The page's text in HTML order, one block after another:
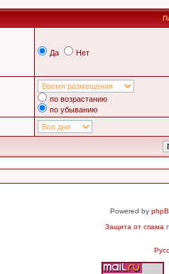
Да Нет
по возрастанию
по убыванию
Powered by
Защита от спама